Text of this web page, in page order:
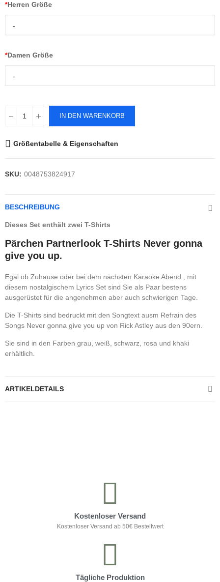
*Herren Größe
-
*Damen Größe
-
IN DEN WARENKORB
Größentabelle & Eigenschaften
SKU: 0048753824917
BESCHREIBUNG
Dieses Set enthält zwei T-Shirts
Pärchen Partnerlook T-Shirts Never gonna
give you up.
Egal ob Zuhause oder bei dem nächsten Karaoke Abend , mit
diesem nostalgischem Lyrics Set sind Sie als Paar bestens
ausgerüstet für die angenehmen aber auch schwierigen Tage.
Die T-Shirts sind bedruckt mit den Songtext ausm Refrain des
Songs Never gonna give you up von Rick Astley aus den 90ern.
Sie sind in den Farben grau, weiß, schwarz, rosa und khaki
erhältlich.
ARTIKELDETAILS
Kostenloser Versand
Kostenloser Versand ab 50€ Bestellwert
Tägliche Produktion